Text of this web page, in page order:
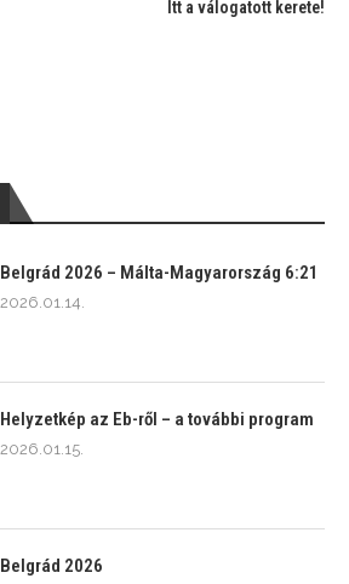
Itt a válogatott kerete!
Belgrád 2026 – Málta-Magyarország 6:21
2026.01.14.
Helyzetkép az Eb-ről – a további program
2026.01.15.
Belgrád 2026